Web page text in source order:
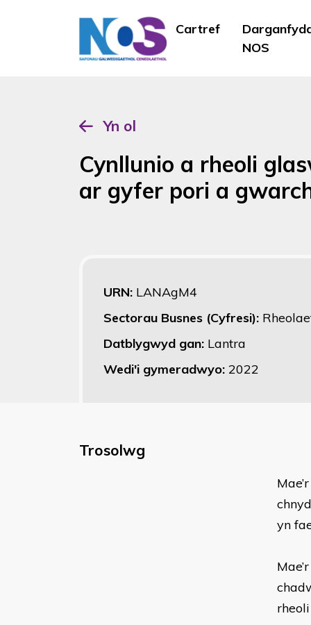
Cartref
NOS
Yn ol
Cynllunio a rheoli
ar gyfer pori a
URN: LANAgM4
Sectorau Busnes (Cyfresi):
Datblygwyd gan: Lantra
Wedi'i gymeradwyo: 2022
Trosolwg
yn